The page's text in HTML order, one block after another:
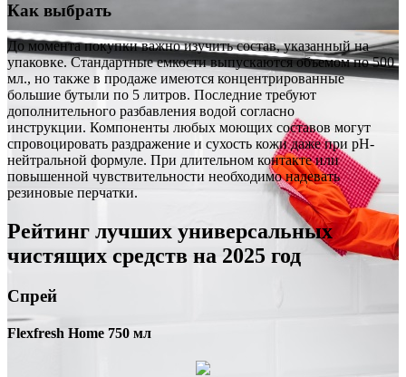
Как выбрать
До момента покупки важно изучить состав, указанный на
упаковке. Стандартные емкости выпускаются объемом по 500
мл., но также в продаже имеются концентрированные
большие бутыли по 5 литров. Последние требуют
дополнительного разбавления водой согласно
инструкции. Компоненты любых моющих составов могут
спровоцировать раздражение и сухость кожи даже при pH-
нейтральной формуле. При длительном контакте или
повышенной чувствительности необходимо надевать
резиновые перчатки.
Рейтинг лучших универсальных
чистящих средств на 2025 год
Спрей
Flexfresh Home 750 мл